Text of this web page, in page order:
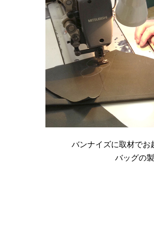
バンナイズに取材でお
バッグの